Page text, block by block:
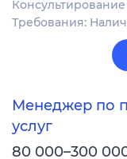
Требования:
Менеджер по
услуг
80 000–300